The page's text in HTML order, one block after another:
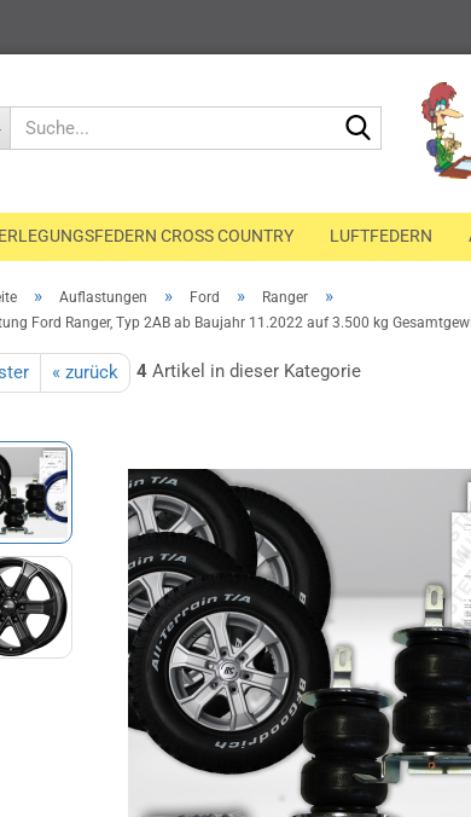
Suche...
CROSS COUNTRY LUFTFEDERN
» Auflastungen » Ford » Ranger »
Ford Ranger, Typ 2AB ab Baujahr 11.2022 auf 3.500 kg
« zurück 4 Artikel in dieser Kategorie